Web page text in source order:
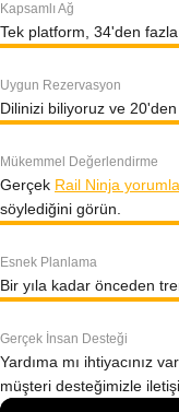
Kapsamlı Ağ
Tek platform, 34'den
Uygun Rezervasyon
Dilinizi biliyoruz ve
Mükemmel Değerlendirme
Gerçek Rail Ninja
söylediğini görün.
Esnek Planlama
Bir yıla kadar önceden
Gerçek İnsan Desteği
Yardıma mı ihtiyacınız
müşteri desteğimizle